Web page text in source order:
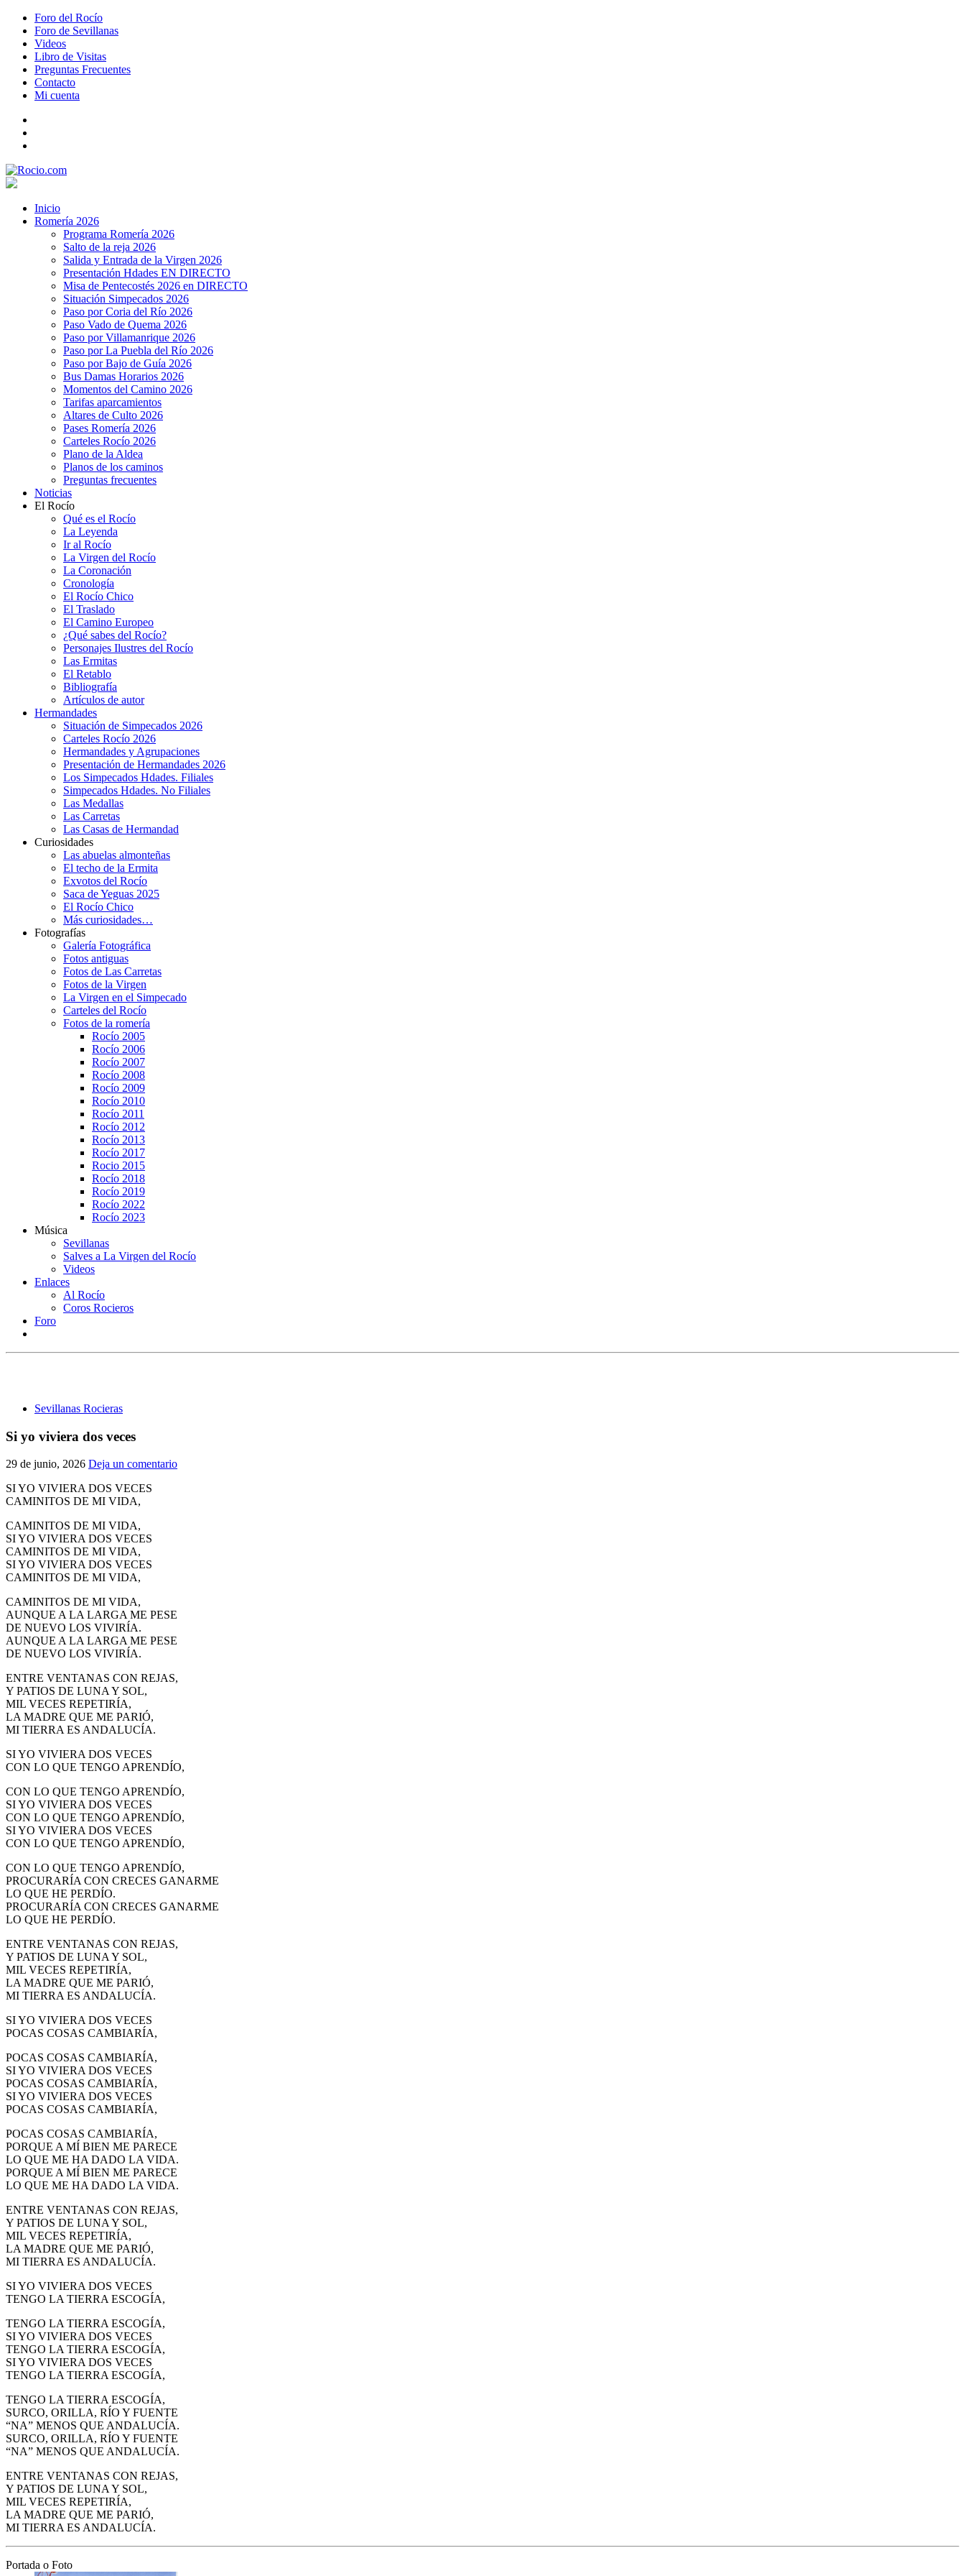
Foro del Rocío
Foro de Sevillanas
Videos
Libro de Visitas
Preguntas Frecuentes
Contacto
Mi cuenta
Inicio
Romería 2026
Programa Romería 2026
Salto de la reja 2026
Salida y Entrada de la Virgen 2026
Presentación Hdades EN DIRECTO
Misa de Pentecostés 2026 en DIRECTO
Situación Simpecados 2026
Paso por Coria del Río 2026
Paso Vado de Quema 2026
Paso por Villamanrique 2026
Paso por La Puebla del Río 2026
Paso por Bajo de Guía 2026
Bus Damas Horarios 2026
Momentos del Camino 2026
Tarifas aparcamientos
Altares de Culto 2026
Pases Romería 2026
Carteles Rocío 2026
Plano de la Aldea
Planos de los caminos
Preguntas frecuentes
Noticias
El Rocío
Qué es el Rocío
La Leyenda
Ir al Rocío
La Virgen del Rocío
La Coronación
Cronología
El Rocío Chico
El Traslado
El Camino Europeo
¿Qué sabes del Rocío?
Personajes Ilustres del Rocío
Las Ermitas
El Retablo
Bibliografía
Artículos de autor
Hermandades
Situación de Simpecados 2026
Carteles Rocío 2026
Hermandades y Agrupaciones
Presentación de Hermandades 2026
Los Simpecados Hdades. Filiales
Simpecados Hdades. No Filiales
Las Medallas
Las Carretas
Las Casas de Hermandad
Curiosidades
Las abuelas almonteñas
El techo de la Ermita
Exvotos del Rocío
Saca de Yeguas 2025
El Rocío Chico
Más curiosidades…
Fotografías
Galería Fotográfica
Fotos antiguas
Fotos de Las Carretas
Fotos de la Virgen
La Virgen en el Simpecado
Carteles del Rocío
Fotos de la romería
Rocío 2005
Rocío 2006
Rocío 2007
Rocío 2008
Rocío 2009
Rocío 2010
Rocío 2011
Rocío 2012
Rocío 2013
Rocío 2017
Rocio 2015
Rocío 2018
Rocío 2019
Rocío 2022
Rocío 2023
Música
Sevillanas
Salves a La Virgen del Rocío
Videos
Enlaces
Al Rocío
Coros Rocieros
Foro
Sevillanas Rocieras
Si yo viviera dos veces
29 de junio, 2026 Deja un comentario
SI YO VIVIERA DOS VECES
CAMINITOS DE MI VIDA,
CAMINITOS DE MI VIDA,
SI YO VIVIERA DOS VECES
CAMINITOS DE MI VIDA,
SI YO VIVIERA DOS VECES
CAMINITOS DE MI VIDA,
CAMINITOS DE MI VIDA,
AUNQUE A LA LARGA ME PESE
DE NUEVO LOS VIVIRÍA.
AUNQUE A LA LARGA ME PESE
DE NUEVO LOS VIVIRÍA.
ENTRE VENTANAS CON REJAS,
Y PATIOS DE LUNA Y SOL,
MIL VECES REPETIRÍA,
LA MADRE QUE ME PARIÓ,
MI TIERRA ES ANDALUCÍA.
SI YO VIVIERA DOS VECES
CON LO QUE TENGO APRENDÍO,
CON LO QUE TENGO APRENDÍO,
SI YO VIVIERA DOS VECES
CON LO QUE TENGO APRENDÍO,
SI YO VIVIERA DOS VECES
CON LO QUE TENGO APRENDÍO,
CON LO QUE TENGO APRENDÍO,
PROCURARÍA CON CRECES GANARME
LO QUE HE PERDÍO.
PROCURARÍA CON CRECES GANARME
LO QUE HE PERDÍO.
ENTRE VENTANAS CON REJAS,
Y PATIOS DE LUNA Y SOL,
MIL VECES REPETIRÍA,
LA MADRE QUE ME PARIÓ,
MI TIERRA ES ANDALUCÍA.
SI YO VIVIERA DOS VECES
POCAS COSAS CAMBIARÍA,
POCAS COSAS CAMBIARÍA,
SI YO VIVIERA DOS VECES
POCAS COSAS CAMBIARÍA,
SI YO VIVIERA DOS VECES
POCAS COSAS CAMBIARÍA,
POCAS COSAS CAMBIARÍA,
PORQUE A MÍ BIEN ME PARECE
LO QUE ME HA DADO LA VIDA.
PORQUE A MÍ BIEN ME PARECE
LO QUE ME HA DADO LA VIDA.
ENTRE VENTANAS CON REJAS,
Y PATIOS DE LUNA Y SOL,
MIL VECES REPETIRÍA,
LA MADRE QUE ME PARIÓ,
MI TIERRA ES ANDALUCÍA.
SI YO VIVIERA DOS VECES
TENGO LA TIERRA ESCOGÍA,
TENGO LA TIERRA ESCOGÍA,
SI YO VIVIERA DOS VECES
TENGO LA TIERRA ESCOGÍA,
SI YO VIVIERA DOS VECES
TENGO LA TIERRA ESCOGÍA,
TENGO LA TIERRA ESCOGÍA,
SURCO, ORILLA, RÍO Y FUENTE
“NA” MENOS QUE ANDALUCÍA.
SURCO, ORILLA, RÍO Y FUENTE
“NA” MENOS QUE ANDALUCÍA.
ENTRE VENTANAS CON REJAS,
Y PATIOS DE LUNA Y SOL,
MIL VECES REPETIRÍA,
LA MADRE QUE ME PARIÓ,
MI TIERRA ES ANDALUCÍA.
Portada o Foto